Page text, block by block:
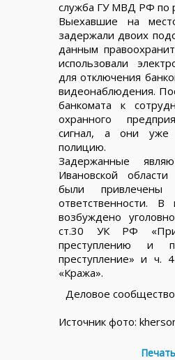
служба ГУ МВД РФ по
Выехавшие на
задержали двоих
данным
использовали
для отключения
видеонаблюдения.
банкомата к
охранного
сигнал, а они уже
полицию.
Задержанные
Ивановской
были привлечены
ответственности.
возбуждено
ст.30 УК РФ
преступлению и
преступление» и ч.
«Кража».
Деловое
Источник фото:
Печать